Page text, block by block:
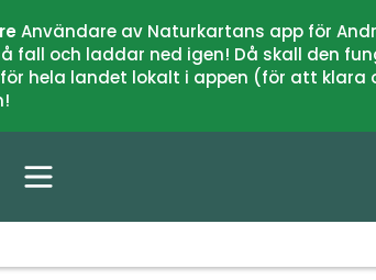
Användare av Naturkartans app för
och laddar ned igen! Då skall den
hela landet lokalt i appen (för att